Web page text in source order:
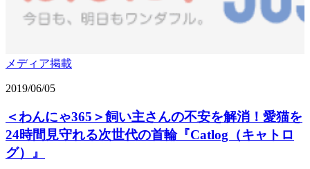
メディア掲載
2019/06/05
＜わんにゃ365＞飼い主さんの不安を解消！愛猫を
24時間見守れる次世代の首輪『Catlog（キャトロ
グ）』